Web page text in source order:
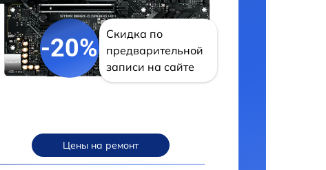
-20%
Скидка по
предварительной
записи на сайте
Цены на ремонт